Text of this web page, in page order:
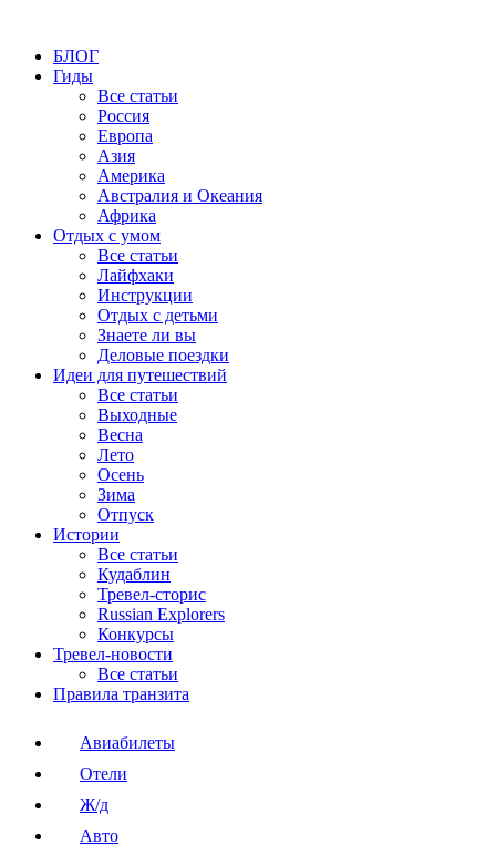
БЛОГ
Гиды
Все статьи
Россия
Европа
Азия
Америка
Австралия и Океания
Африка
Отдых с умом
Все статьи
Лайфхаки
Инструкции
Отдых с детьми
Знаете ли вы
Деловые поездки
Идеи для путешествий
Все статьи
Выходные
Весна
Лето
Осень
Зима
Отпуск
Истории
Все статьи
Кудаблин
Тревел-сторис
Russian Explorers
Конкурсы
Тревел-новости
Все статьи
Правила транзита
Авиабилеты
Отели
Ж/д
Авто